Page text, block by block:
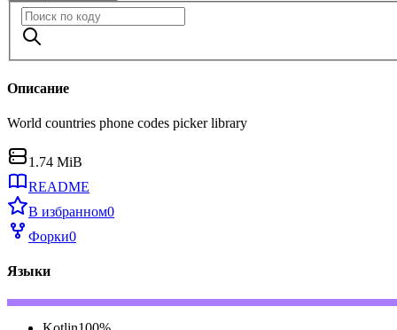
Описание
World countries phone codes picker library
1.74 MiB
README
В избранном0
Форки0
Языки